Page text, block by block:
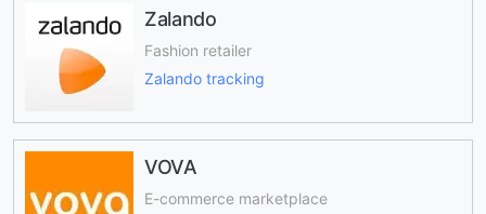
Zalando
Fashion retailer
Zalando tracking
VOVA
E-commerce marketplace